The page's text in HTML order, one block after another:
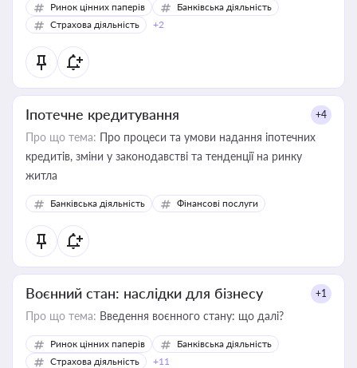
Ринок цінних паперів
Банківська діяльність
Страхова діяльність
+2
Іпотечне кредитування +4
Про що тема: Про процеси та умови надання іпотечних
кредитів, зміни у законодавстві та тенденції на ринку
житла
Банківська діяльність Фінансові послуги
Воєнний стан: наслідки для бізнесу +1
Про що тема: Введення воєнного стану: що далі?
Ринок цінних паперів
Банківська діяльність
Страхова діяльність
+11